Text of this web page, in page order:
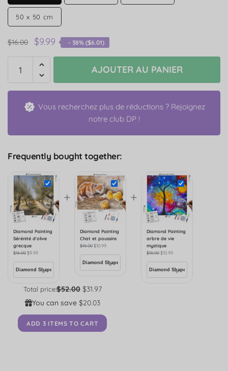
50 x 50 cm
$16.00 $9.99 - 38% ($6.01)
AJOUTER AU PANIER
Vous recherchez plus de réductions ? Rejoignez
notre club DP !
Frequently bought together:
Diamond Painting
Sérénité d'olive
grecque
$16.00$9.99
+
Diamond Painting
Chat et poussins
$18.00$10.99
+
Diamond Painting
arbre de vie
mystique
$18.00$10.99
Total price:$52.00 $31.97
You can save $20.03
ADD 3 ITEMS TO CART